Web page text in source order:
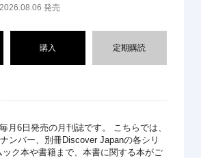
発売
購入 定期購読
月6日発売の月刊誌です。 こちらでは、
ンバー、別冊Discover Japanの各シリ
ク本や書籍まで、本書に関する本がご